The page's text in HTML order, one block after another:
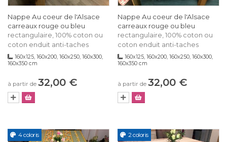
Nappe Au coeur de l'Alsace
carreaux rouge ou bleu
rectangulaire, 100% coton ou
coton enduit anti-taches
160x125, 160x200, 160x250, 160x300,
160x350 cm
à partir de 32,00 €
Nappe Au coeur de l'Alsace
carreaux rouge ou bleu
rectangulaire, 100% coton ou
coton enduit anti-taches
160x125, 160x200, 160x250, 160x300,
160x350 cm
à partir de 32,00 €
4 coloris 2 coloris